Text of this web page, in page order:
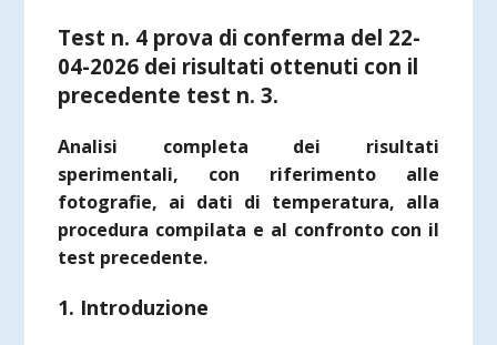
Test n. 4 prova di conferma del 22-
04-2026 dei risultati ottenuti con il
precedente test n. 3.
Analisi completa dei risultati
sperimentali, con riferimento alle
fotografie, ai dati di temperatura, alla
procedura compilata e al confronto con il
test precedente.
1. Introduzione